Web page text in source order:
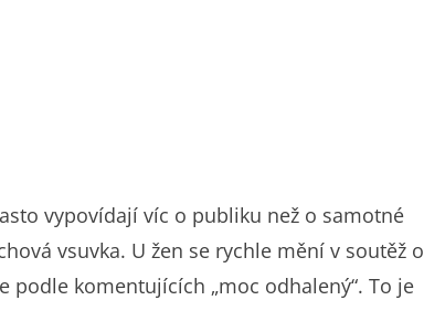
vypovídají víc o publiku než o samotné
vsuvka. U žen se rychle mění v soutěž o
podle komentujících „moc odhalený“. To je